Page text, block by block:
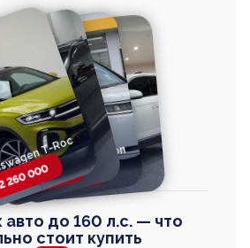
T-Roc
260 000
Toyota Harrier
2 820 000
Honda Step Wagon
2 820 000
Volkswagen
TAYRON
2 670 000
авто до 160 л.с. — что
стоит купить